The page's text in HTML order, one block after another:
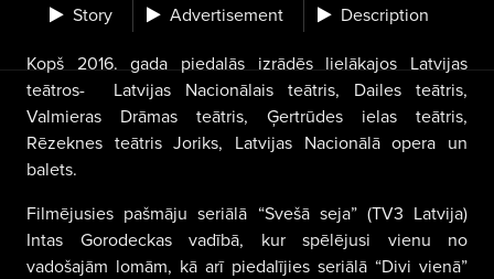
Story Advertisement Description
Kopš 2016. gada piedalās izrādēs lielākajos Latvijas
teātros-
Latvijas Nacionālais teātris, Dailes teātris,
Valmieras Drāmas teātris, Ģertrūdes ielas teātris,
Rēzeknes teātris Joriks, Latvijas Nacionālā opera un
balets.
Filmējusies pašmāju seriālā “Svešā seja” (TV3 Latvija)
Intas Gorodeckas vadībā, kur spēlējusi vienu no
vadošajām lomām, kā arī piedalījies seriālā “Divi vienā”